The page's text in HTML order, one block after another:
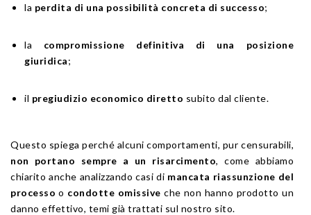
la perdita di una possibilità concreta di successo;
la compromissione definitiva di una posizione
giuridica;
il pregiudizio economico diretto subito dal cliente.
Questo spiega perché alcuni comportamenti, pur censurabili,
non portano sempre a un risarcimento, come abbiamo
chiarito anche analizzando casi di mancata riassunzione del
processo o condotte omissive che non hanno prodotto un
danno effettivo, temi già trattati sul nostro sito.